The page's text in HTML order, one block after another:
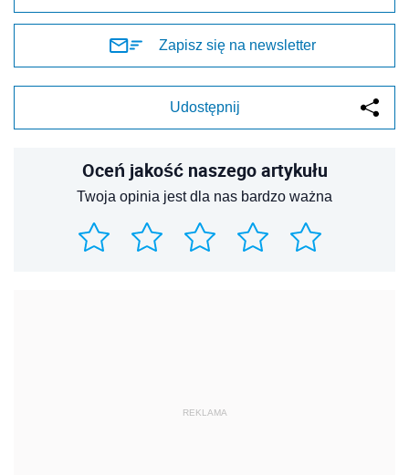
Zapisz się na newsletter
Udostępnij
Oceń jakość naszego artykułu
Twoja opinia jest dla nas bardzo ważna
REKLAMA